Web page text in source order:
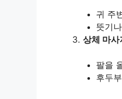
귀 주
뜻기
상체 마사
팔을
후두